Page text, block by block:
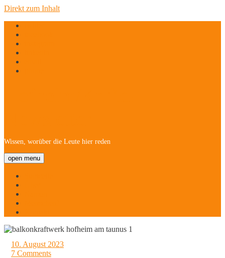
Direkt zum Inhalt
Wissen, worüber die Leute hier reden
open menu
10. August 2023
7 Comments